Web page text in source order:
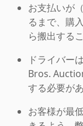
お支払いが
るまで、購
ら搬出する
ドライバー
Bros.
する必要が
お客様が最